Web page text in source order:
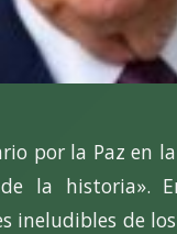
por la Paz en
la historia».
ineludibles de